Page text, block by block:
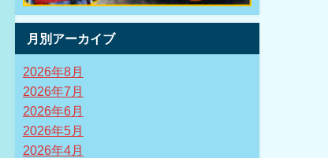
月別アーカイブ
2026年8月
2026年7月
2026年6月
2026年5月
2026年4月